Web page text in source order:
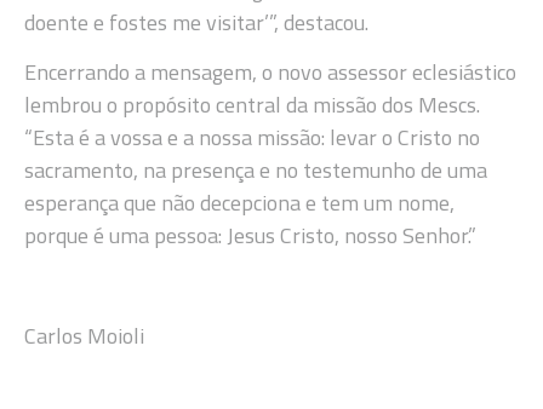
doente e fostes me visitar’”, destacou.
Encerrando a mensagem, o novo assessor eclesiástico
lembrou o propósito central da missão dos Mescs.
“Esta é a vossa e a nossa missão: levar o Cristo no
sacramento, na presença e no testemunho de uma
esperança que não decepciona e tem um nome,
porque é uma pessoa: Jesus Cristo, nosso Senhor.”
Carlos Moioli